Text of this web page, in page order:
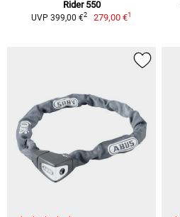
Rider 550
UVP 399,00 €2 279,00 €1